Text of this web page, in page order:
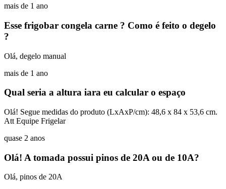
mais de 1 ano
Esse frigobar congela carne ? Como é feito o degelo
?
Olá, degelo manual
mais de 1 ano
Qual seria a altura iara eu calcular o espaço
Olá! Segue medidas do produto (LxAxP/cm): 48,6 x 84 x 53,6 cm.
Att Equipe Frigelar
quase 2 anos
Olá! A tomada possui pinos de 20A ou de 10A?
Olá, pinos de 20A